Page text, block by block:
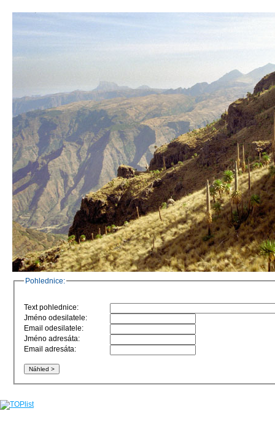
Pohlednice:
Text pohlednice:
Jméno odesilatele:
Email odesilatele:
Jméno adresáta:
Email adresáta: